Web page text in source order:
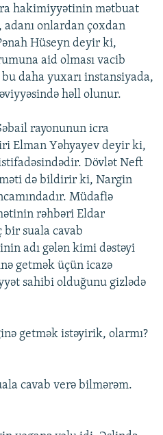
hakimiyyətinin mətbuat
onlardan çoxdan
Hüseyn deyir ki,
aid olması vacib
daha yuxarı instansiyada,
həll olunur.
rayonunun icra
Elman Yəhyayev deyir ki,
Dövlət Neft
də bildirir ki, Nargin
Müdafiə
rəhbəri Eldar
bir suala cavab
adı gələn kimi dəstəyi
getmək üçün icazə
sahibi olduğunu gizlədə
getmək istəyirik, olarmı?
cavab verə bilmərəm.